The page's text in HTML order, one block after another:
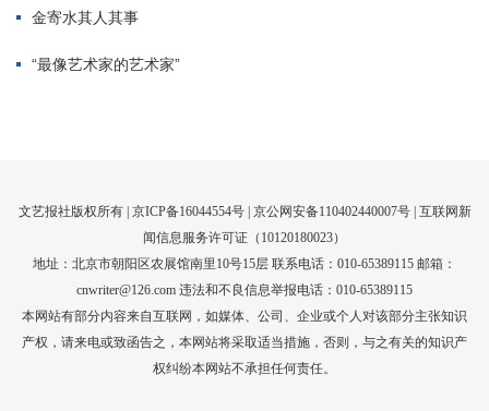
文艺报社版权所有 | 京ICP备16044554号| 京公网安备110402440007号 | 互联网新
闻信息服务许可证（10120180023）
地址：北京市朝阳区农展馆南里10号15层 联系电话：010-65389115 邮箱：
cnwriter@126.com 违法和不良信息举报电话：010-65389115
本网站有部分内容来自互联网，如媒体、公司、企业或个人对该部分主张知识
产权，请来电或致函告之，本网站将采取适当措施，否则，与之有关的知识产
权纠纷本网站不承担任何责任。